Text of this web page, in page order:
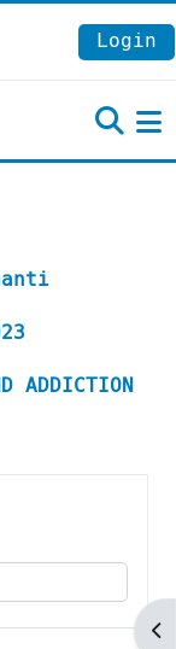
Login
ADDICTION